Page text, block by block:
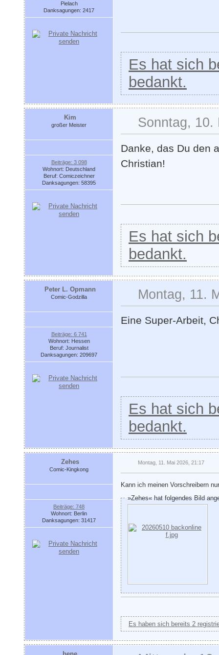
Pielach
Danksagungen: 2417
Es hat sich
bedankt.
Kim
großer Meister
Beiträge: 3 098
Wohnort: Deutschland
Beruf: Comiczeichner
Danksagungen: 58395
Sonntag, 10.
Danke, das Du den
Christian!
Es hat sich
bedankt.
Peter L. Opmann
Comic-Godzilla
Beiträge: 6 741
Wohnort: Hessen
Beruf: Journalist
Danksagungen: 209697
Montag, 11.
Eine Super-Arbeit,
Es hat sich
bedankt.
Zehes
Comic-Kingkong
Beiträge: 748
Wohnort: Berlin
Danksagungen: 31417
Montag, 11. Mai 2026, 21:17
Kann ich meinen Vorschreibern
»Zehes« hat folgendes Bild
Es haben sich bereits 2